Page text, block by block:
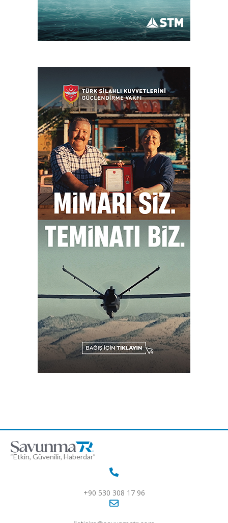
“Etkin, Güvenilir, Haberdar”
+90 530 308 17 96